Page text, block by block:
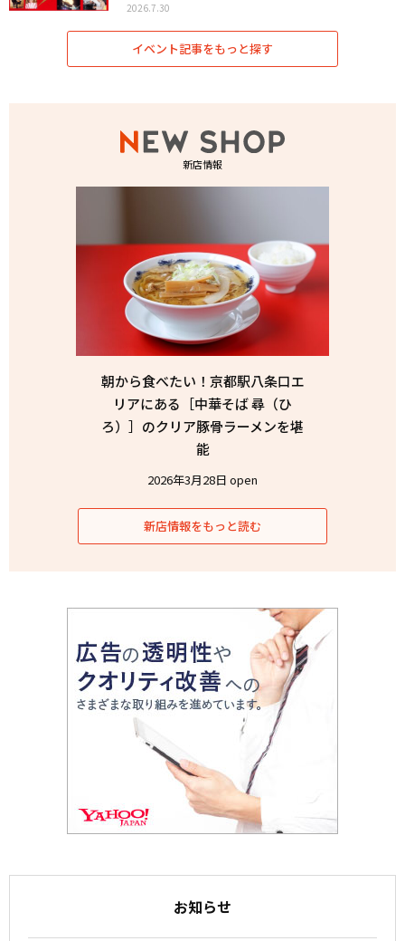
2026.7.30
イベント記事をもっと探す
新店情報
朝から食べたい！京都駅八条口エ
リアにある［中華そば 尋（ひ
ろ）］のクリア豚骨ラーメンを堪
能
2026年3月28日 open
新店情報をもっと読む
お知らせ